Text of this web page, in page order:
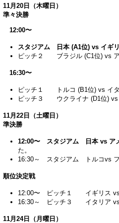
11月20日（木曜日）
準々決勝
12:00〜
スタジアム 日本 (A1位) vs イギ
ピッチ２ ブラジル (C1位) vs ア
16:30〜
ピッチ１ トルコ (B1位) vs イタ
ピッチ３ ウクライナ (D1位) vs
11月22日（土曜日）
準決勝
12:00〜 スタジアム 日本 vs ア
た。
16:30～ スタジアム トルコvs
順位決定戦
12:00〜 ピッチ１ イギリス vs
16:30～ ピッチ３ イタリア vs
11月24日（月曜日）